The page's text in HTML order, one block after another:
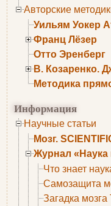
Авторские
Уильям Уокер
Франц Лёзер
Отто Эренберг
В. Козаренко.
Методика
Информация
Научные статьи
Мозг.
Журнал «Наука
Что знает
Самозащита
Загадка мозга